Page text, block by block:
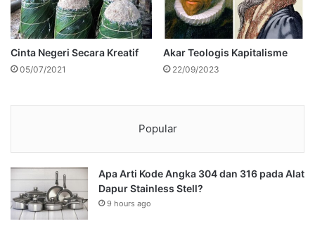
Cinta Negeri Secara Kreatif
05/07/2021
Akar Teologis Kapitalisme
22/09/2023
Popular
Apa Arti Kode Angka 304 dan 316 pada Alat
Dapur Stainless Stell?
9 hours ago